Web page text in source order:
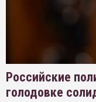
Российские
голодовке